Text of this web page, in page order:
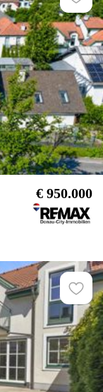
€ 950.000